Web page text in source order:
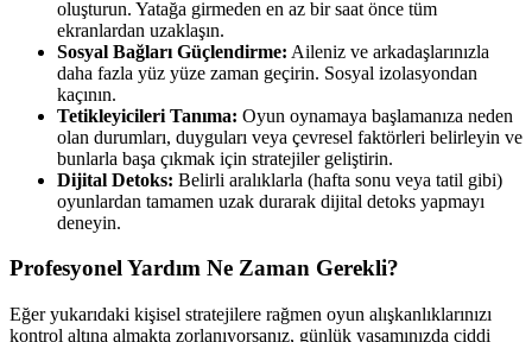
oluşturun. Yatağa girmeden en az bir saat önce tüm
ekranlardan uzaklaşın.
Sosyal Bağları Güçlendirme: Aileniz ve arkadaşlarınızla
daha fazla yüz yüze zaman geçirin. Sosyal izolasyondan
kaçının.
Tetikleyicileri Tanıma: Oyun oynamaya başlamanıza neden
olan durumları, duyguları veya çevresel faktörleri belirleyin ve
bunlarla başa çıkmak için stratejiler geliştirin.
Dijital Detoks: Belirli aralıklarla (hafta sonu veya tatil gibi)
oyunlardan tamamen uzak durarak dijital detoks yapmayı
deneyin.
Profesyonel Yardım Ne Zaman Gerekli?
Eğer yukarıdaki kişisel stratejilere rağmen oyun alışkanlıklarınızı
kontrol altına almakta zorlanıyorsanız, günlük yaşamınızda ciddi